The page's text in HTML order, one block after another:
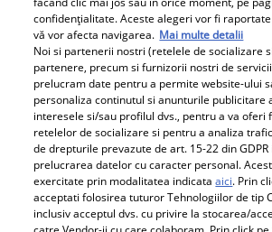
Libertatea pentru Femei
Bona Irinei
confidențialitate. Aceste alegeri vor fi
vă vor afecta navigarea. Mai multe detalii
Noi si partenerii nostri (retelele de socializare
partenere, precum si furnizorii nostri de
prelucram date pentru a permite website-ului
personaliza continutul si anunturile publicitare
interesele si/sau profilul dvs., pentru a va
retelelor de socializare si pentru a analiza
de drepturile prevazute de art. 15-22 din
prelucrarea datelor cu caracter personal.
exercitate prin modalitatea indicataaici. Prin
acceptati folosirea tuturor Tehnologiilor de tip
inclusiv acceptul dvs. cu privire la stocarea/